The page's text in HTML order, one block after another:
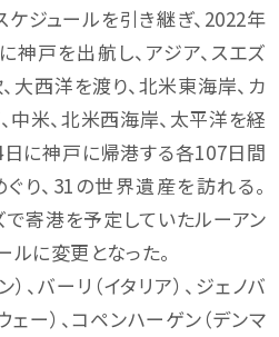
ジュールを引き継ぎ、2022年
戸を出航し、アジア、スエズ
大西洋を渡り、北米東海岸、カ
中米、北米西海岸、太平洋を経
日に神戸に帰港する各107日間
り、31の世界遺産を訪れる。
寄港を予定していたルーアン
ルに変更となった。
、バーリ（イタリア）、ジェノバ
ェー）、コペンハーゲン（デンマ